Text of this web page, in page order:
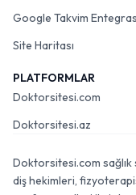
Google Takvim
Site Haritası
PLATFORMLAR
Doktorsitesi.com
Doktorsitesi.az
Doktorsitesi.com
diş hekimleri,